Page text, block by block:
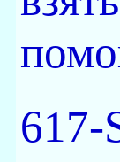
617-